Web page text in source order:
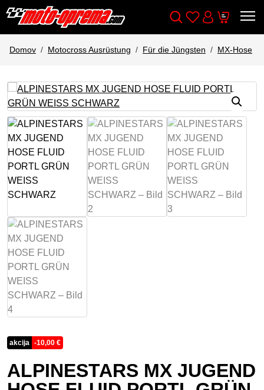
Wishlist
Cart
Domov Motocross Ausrüstung Für die Jüngsten MX-Hose
akcija -10,00 €
ALPINESTARS MX JUGEND